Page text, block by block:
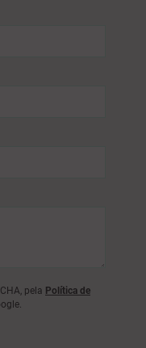
pela Política de